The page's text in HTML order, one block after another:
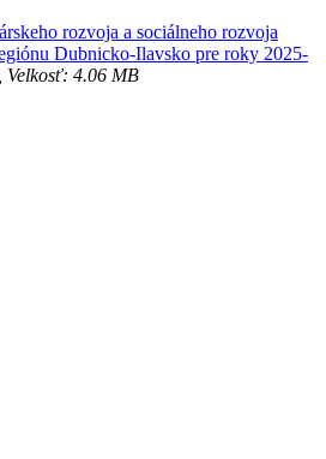
rozvoja a sociálneho rozvoja
Dubnicko-Ilavsko pre roky 2025-
Velkosť: 4.06 MB